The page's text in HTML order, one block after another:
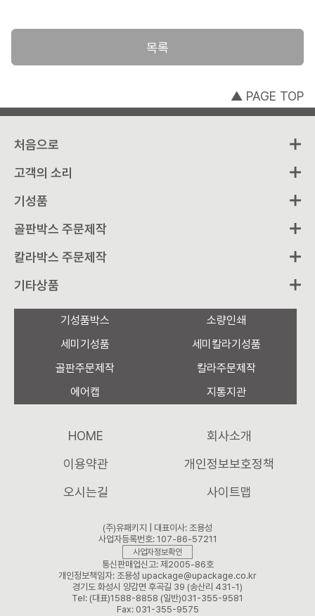
으로 얻을 수 있는 장점은 무엇인지에 대해 제작 사례를 중심으로
목록
▲ PAGE TOP
처음으로
고객의 소리
기성품
골판박스 주문제작
칼라박스 주문제작
기타상품
기성품박스
소량인쇄
세미기성품
세미칼라기성품
골판주문제작
칼라주문제작
에어캡
지통지관
HOME
회사소개
이용약관
개인정보보호정책
오시는길
사이트맵
(주)유패키지 | 대표이사: 조용성
사업자등록번호: 107-86-57211
사업자정보확인
통신판매업신고: 제2005-86호
개인정보책임자: 조용성 upackage@upackage.co.kr
경기도 화성시 양감면 후곡길 39 (송산리 431-1)
Tel: (대표)1588-8858 (일반)031-355-9581
Fax: 031-355-9575